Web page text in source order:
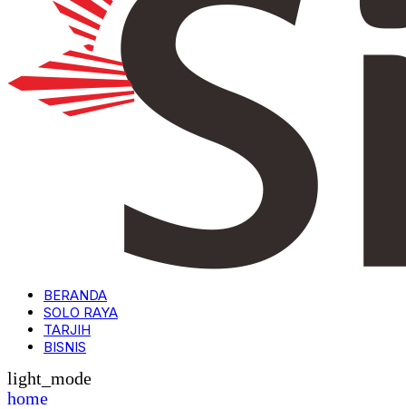
BERANDA
SOLO RAYA
TARJIH
BISNIS
light_mode
home